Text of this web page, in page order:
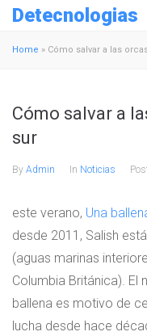
Detecnologias
Home » Cómo salvar a las
Cómo salvar a
sur
By Admin In Noticias
este verano, Una
desde 2011, Salish
(aguas marinas
Columbia Británica). El
ballena es motivo de
lucha desde hace